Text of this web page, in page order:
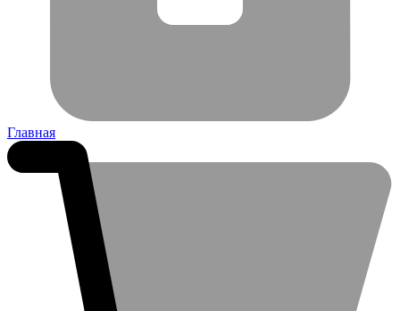
Главная